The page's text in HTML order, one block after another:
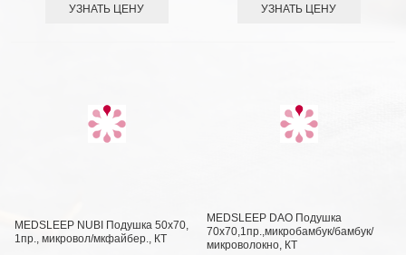
УЗНАТЬ ЦЕНУ УЗНАТЬ ЦЕНУ
MEDSLEEP NUBI Подушка 50х70,
1пр., микровол/мкфайбер., КТ
MEDSLEEP DAO Подушка
70х70,1пр.,микробамбук/бамбук/
микроволокно, КТ